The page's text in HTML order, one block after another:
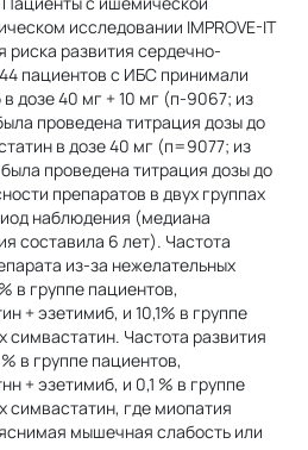
исследовании IMPROVE-IT
риска развития сердечно-
пациентов с ИБС принимали
дозе 40 мг + 10 мг (п-9067; из
проведена титрация дозы до
в дозе 40 мг (п=9077; из
проведена титрация дозы до
препаратов в двух группах
наблюдения (медиана
составила 6 лет). Частота
из-за нежелательных
в группе пациентов,
+ эзетимиб, и 10,1% в группе
Частота развития
в группе пациентов,
+ эзетимиб, и 0,1 % в группе
где миопатия
мышечная слабость или